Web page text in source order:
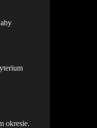
okresie.